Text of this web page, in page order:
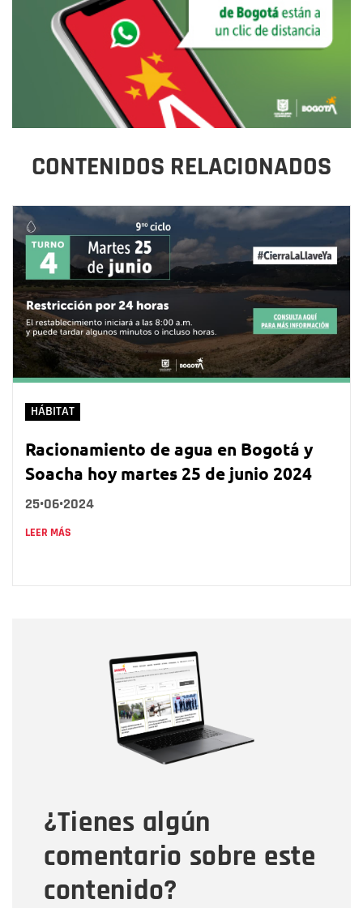
CONTENIDOS RELACIONADOS
HÁBITAT
Racionamiento de agua en Bogotá y
Soacha hoy martes 25 de junio 2024
25•06•2024
LEER MÁS
¿Tienes algún
comentario sobre este
contenido?
Correo electrónico
Tipo de comentario
Mensaje